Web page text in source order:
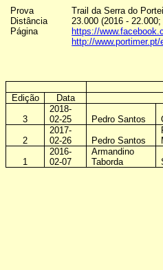
Prova
Trail da Serra do
Distância
23.000 (2016 -
Página
https://
http://
Edição
Data
3
2018-
02-25
Pedro Santos
2
2017-
02-26
Pedro Santos
1
2016-
02-07
Armandino
Taborda